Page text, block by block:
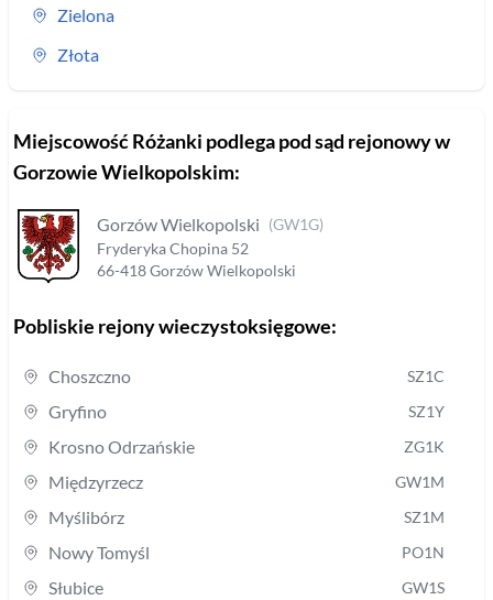
Zielona
Złota
MiejscowośćRóżanki podlega pod sąd rejonowyw
Gorzowie Wielkopolskim:
Gorzów Wielkopolski (GW1G)
Fryderyka Chopina 52
66-418Gorzów Wielkopolski
Pobliskie rejony wieczystoksięgowe:
Choszczno SZ1C
Gryfino SZ1Y
Krosno Odrzańskie ZG1K
Międzyrzecz GW1M
Myślibórz SZ1M
Nowy Tomyśl PO1N
Słubice GW1S